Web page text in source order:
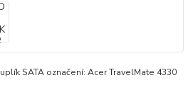
SATA označení: Acer TravelMate 4330